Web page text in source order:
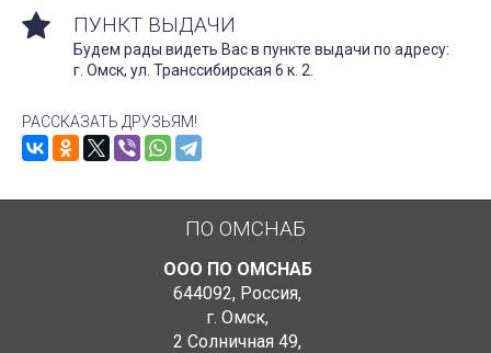
ПУНКТ ВЫДАЧИ
Будем рады видеть Вас в пункте выдачи по адресу:
г. Омск, ул. Транссибирская 6 к. 2.
РАССКАЗАТЬ ДРУЗЬЯМ!
ПО ОМСНАБ
ООО ПО ОМСНАБ
644092, Россия,
г. Омск,
2 Солничная 49,